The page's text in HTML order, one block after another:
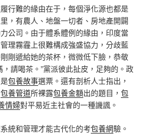
行難的緣由在于，每個淨化源也都是
，有農人、地盤一切者、房地產開闢
公司。由于體系體例的緣由，印度當
理霧霾上很難構成強盛協力，分歧藍
剛遞給她的茶杯，微微低下臉，恭敬
，請喝茶。”黨派彼此扯皮，足夠的。政
包養故事選票。還有剖析人士指出，
包養管道所裸露包養金額出的題目， 包
情婦對平易近主社會的一種譏諷。
統和管理才能古代化的考包養網驗。